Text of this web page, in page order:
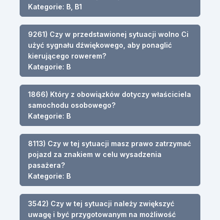
Kategorie: B, B1
9261) Czy w przedstawionej sytuacji wolno Ci
użyć sygnału dźwiękowego, aby ponaglić
kierującego rowerem?
Kategorie: B
1866) Który z obowiązków dotyczy właściciela
samochodu osobowego?
Kategorie: B
8113) Czy w tej sytuacji masz prawo zatrzymać
pojazd za znakiem w celu wysadzenia
pasażera?
Kategorie: B
3542) Czy w tej sytuacji należy zwiększyć
uwagę i być przygotowanym na możliwość